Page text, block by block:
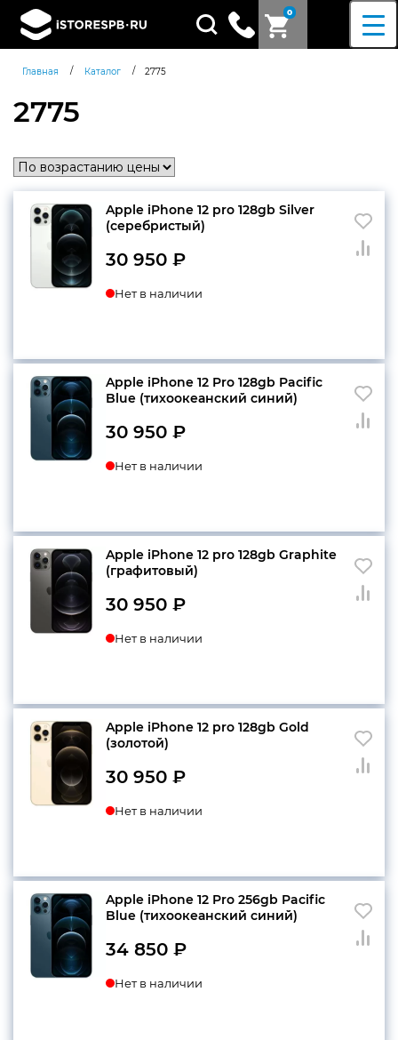
0
Поиск
товаров
Главная / Каталог / 2775
2775
Apple iPhone 12 pro 128gb Silver
(серебристый)
30 950 ₽
Нет в наличии
Apple iPhone 12 Pro 128gb Pacific
Blue (тихоокеанский синий)
30 950 ₽
Нет в наличии
Apple iPhone 12 pro 128gb Graphite
(графитовый)
30 950 ₽
Нет в наличии
Apple iPhone 12 pro 128gb Gold
(золотой)
30 950 ₽
Нет в наличии
Apple iPhone 12 Pro 256gb Pacific
Blue (тихоокеанский синий)
34 850 ₽
Нет в наличии
Согласен cполитикой
+7 812 318-40-14
(c 10:00 до 21:00, без
выходных)